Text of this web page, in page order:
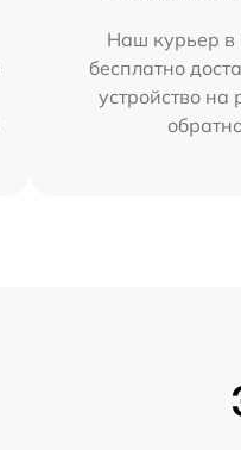
Наш курьер в
бесплатно
устройство на